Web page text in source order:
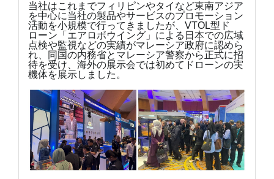
当社はこれまでフィリピンやタイなど東南アジア
を中心に当社の製品やサービスのプロモーション
活動を小規模で行ってきましたが、VTOL型ド
ローン「エアロボウイング」による日本での広域
点検や監視などの実績がマレーシア政府に認めら
れ、同国の内務省とマレーシア警察から正式に招
待を受け、海外の展示会では初めてドローンの実
機体を展示しました。